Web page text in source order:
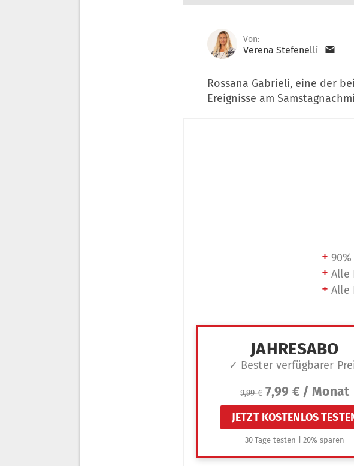
Von:
Verena Stefenelli
Rossana Gabrieli, eine der
Ereignisse am